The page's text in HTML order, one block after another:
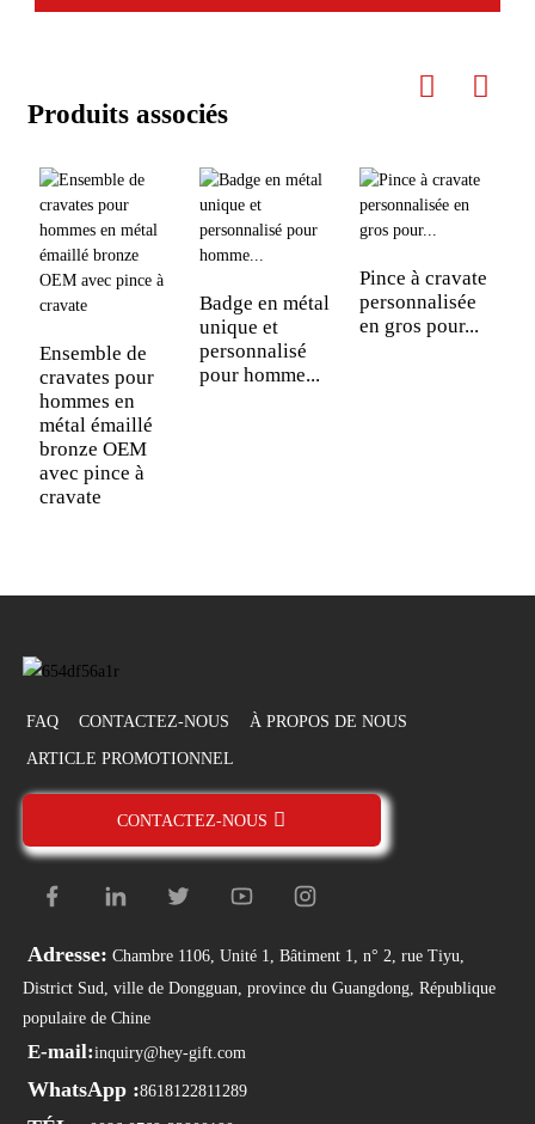
Produits associés
Ensemble de
cravates pour
hommes en
métal émaillé
bronze OEM
avec pince à
cravate
Badge en métal
unique et
personnalisé
pour homme...
Pince à cravate
personnalisée
en gros pour...
FAQ CONTACTEZ-NOUS À PROPOS DE NOUS
ARTICLE PROMOTIONNEL
CONTACTEZ-NOUS
Adresse: Chambre 1106, Unité 1, Bâtiment 1, n° 2, rue Tiyu,
District Sud, ville de Dongguan, province du Guangdong, République
populaire de Chine
E-mail:inquiry@hey-gift.com
WhatsApp :8618122811289